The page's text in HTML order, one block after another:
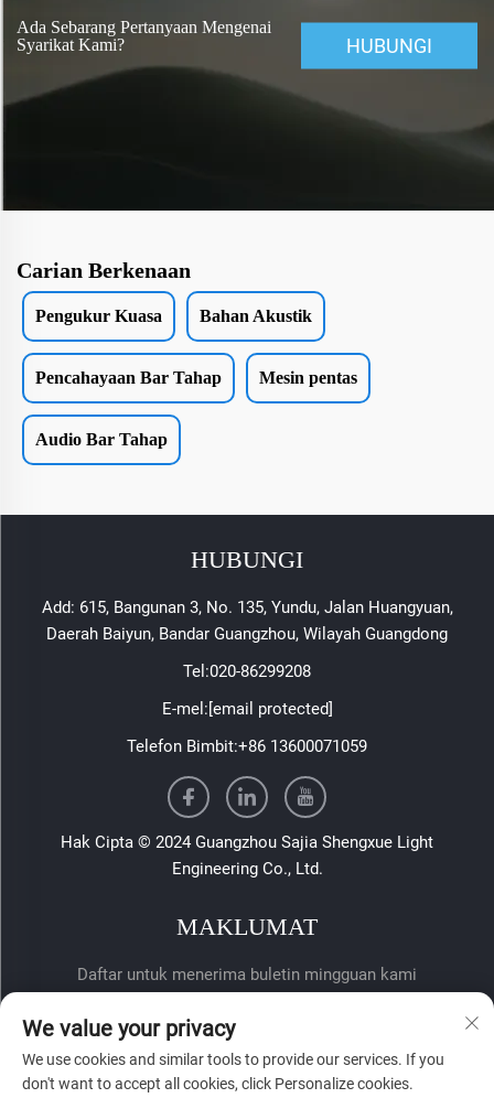
Ada Sebarang Pertanyaan Mengenai
Syarikat Kami?
HUBUNGI
Carian Berkenaan
Pengukur Kuasa Bahan Akustik
Pencahayaan Bar Tahap Mesin pentas
Audio Bar Tahap
HUBUNGI
Add: 615, Bangunan 3, No. 135, Yundu, Jalan Huangyuan,
Daerah Baiyun, Bandar Guangzhou, Wilayah Guangdong
Tel:020-86299208
E-mel: [email protected]
Telefon Bimbit:+86 13600071059
Hak Cipta © 2024 Guangzhou Sajia Shengxue Light
Engineering Co., Ltd.
MAKLUMAT
Daftar untuk menerima buletin mingguan kami
We value your privacy
We use cookies and similar tools to provide our services. If you
don't want to accept all cookies, click Personalize cookies.